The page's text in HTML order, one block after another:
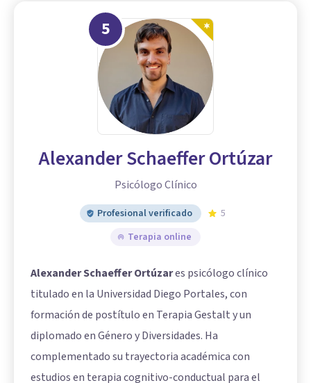
5
Alexander Schaeffer Ortúzar
Psicólogo Clínico
Profesional verificado
5
Terapia online
Alexander Schaeffer Ortúzares psicólogo clínico
titulado en la Universidad Diego Portales, con
formación de postítulo en Terapia Gestalt y un
diplomado en Género y Diversidades. Ha
complementado su trayectoria académica con
estudios en terapia cognitivo-conductual para el